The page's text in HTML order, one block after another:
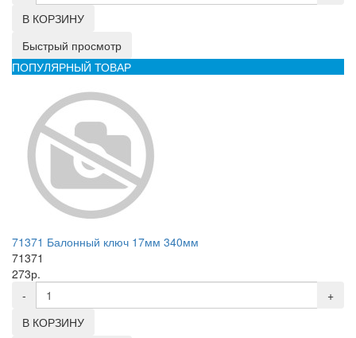
В КОРЗИНУ
Быстрый просмотр
ПОПУЛЯРНЫЙ ТОВАР
71371 Балонный ключ 17мм 340мм
71371
273р.
-
+
В КОРЗИНУ